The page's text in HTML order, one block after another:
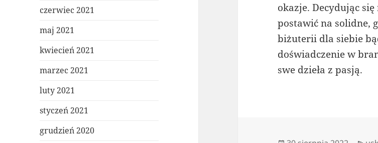
czerwiec 2021
maj 2021
kwiecień 2021
marzec 2021
luty 2021
styczeń 2021
grudzień 2020
okazje. Decydując
postawić na solidne,
biżuterii dla siebie
doświadczenie w
swe dzieła z pasją.